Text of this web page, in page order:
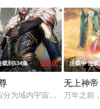
秒竟然血流成河……明明是
载到534集 10.0
分为域内宇宙和域外宇宙，
连载中 连
无上神帝
万年之前